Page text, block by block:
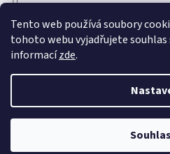
Tento web používá soubory
tohoto webu vyjadřujete souhlas
informacízde.
Vytvořil
DORBAS, s.r.o..